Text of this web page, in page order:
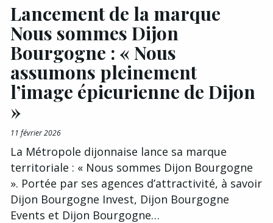
Lancement de la marque
Nous sommes Dijon
Bourgogne : « Nous
assumons pleinement
l’image épicurienne de Dijon
»
11 février 2026
La Métropole dijonnaise lance sa marque
territoriale : « Nous sommes Dijon Bourgogne
». Portée par ses agences d’attractivité, à savoir
Dijon Bourgogne Invest, Dijon Bourgogne
Events et Dijon Bourgogne…